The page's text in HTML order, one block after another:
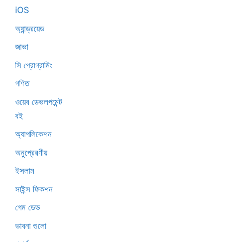
iOS
অ্যান্ড্রয়েড
জাভা
সি প্রোগ্রামিং
গণিত
ওয়েব ডেভলপমেন্ট
বই
অ্যাপলিকেশন
অনুপ্রেরণীয়
ইসলাম
সাইন্স ফিকশন
গেম ডেভ
ভাবনা গুলো